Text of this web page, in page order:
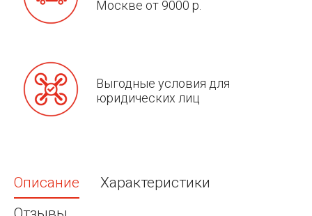
Москве от 9000 р.
Выгодные условия для
юридических лиц
Описание
Характеристики